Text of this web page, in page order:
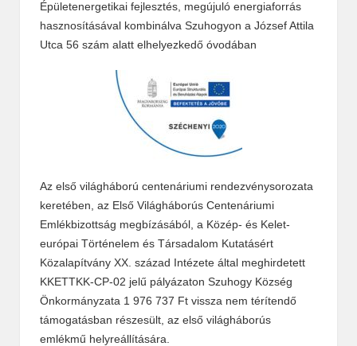
Épületenergetikai fejlesztés, megújuló energiaforrás
hasznosításával kombinálva Szuhogyon a József Attila
Utca 56 szám alatt elhelyezkedő óvodában
Az első világháború centenáriumi rendezvénysorozata
keretében, az Első Világháborús Centenáriumi
Emlékbizottság megbízásából, a Közép- és Kelet-
európai Történelem és Társadalom Kutatásért
Közalapítvány XX. század Intézete által meghirdetett
KKETTKK-CP-02 jelű pályázaton Szuhogy Község
Önkormányzata 1 976 737 Ft vissza nem térítendő
támogatásban részesült, az első világháborús
emlékmű helyreállítására.